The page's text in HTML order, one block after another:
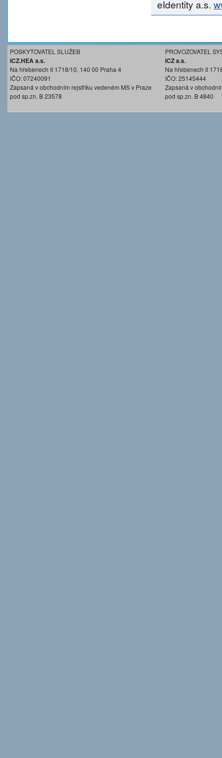
eIdentity a.s.
POSKYTOVATEL SLUŽEB
ICZ.HEA a.s.
Na hřebenech II 1718/10, 140 00 Praha 4
IČO: 07240091
Zapsaná v obchodním rejstříku vedeném MS v Praze
pod sp.zn. B 23578
PROVOZOVATEL
ICZ a.s.
Na hřebenech II
IČO: 25145444
Zapsaná v
pod sp.zn. B 4840